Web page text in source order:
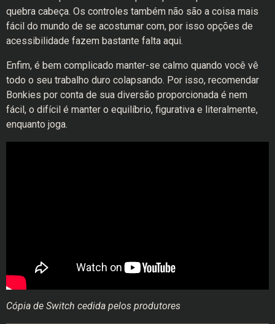
quebra cabeça. Os controles também não são a coisa mais
fácil do mundo de se acostumar com, por isso opções de
acessibilidade fazem bastante falta aqui.
Enfim, é bem complicado manter-se calmo quando você vê
todo o seu trabalho duro colapsando. Por isso, recomendar
Bonkies por conta de sua diversão proporcionada é nem
fácil, o difícil é manter o equilíbrio, figurativa e literalmente,
enquanto joga.
Cópia de Switch cedida pelos produtores